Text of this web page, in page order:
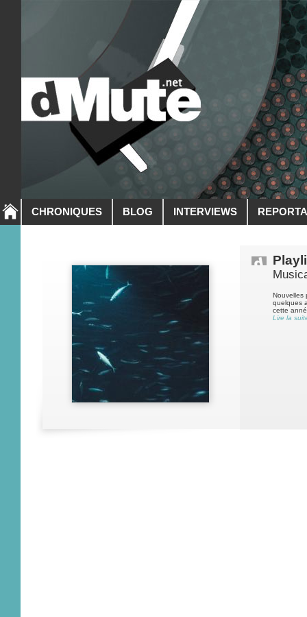
CHRONIQUES BLOG INTERVIEWS
Nouvelles
quelques
cette
Lire la